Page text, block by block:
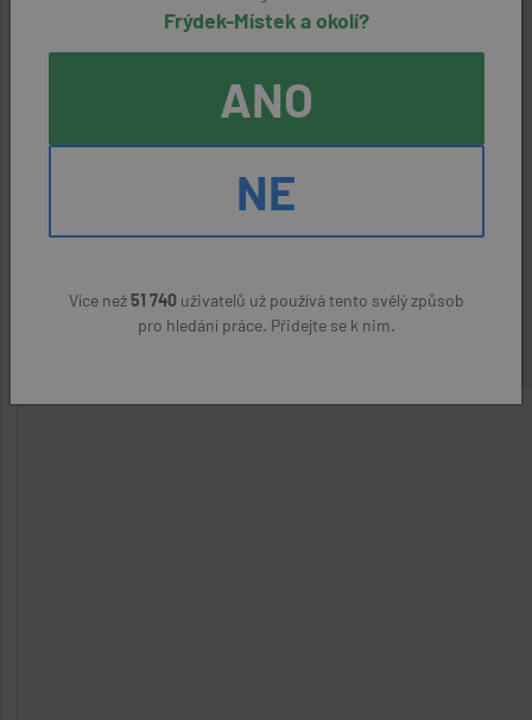
70000 - 100000 Kč
Obsluha strojů na balení, plnění a
etiketování
22400 Kč
Frýdek-Místek a okolí?
ANO
NE
Více než51 740uživatelů už používá tento svělý způsob
pro hledání práce. Přidejte se k nim.